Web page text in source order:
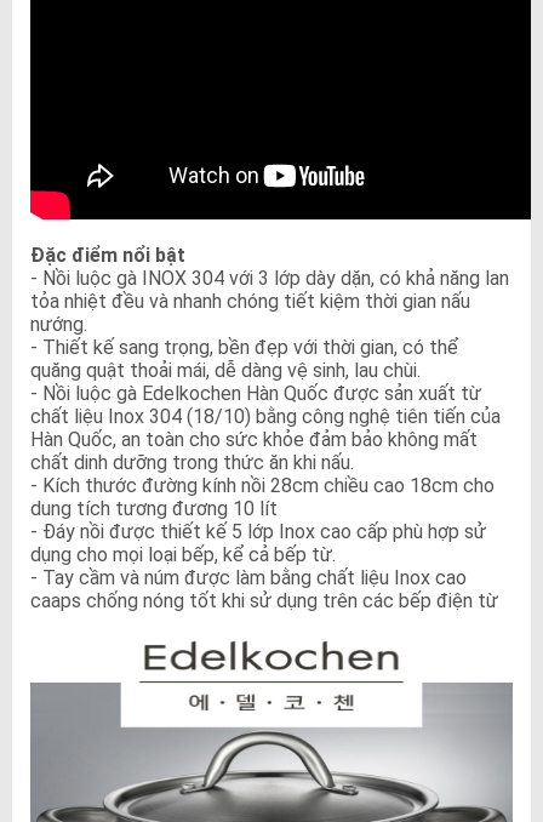
Đặc điểm nổi bật
- Nồi luộc gà INOX 304 với 3 lớp dày dặn, có khả năng lan
tỏa nhiệt đều và nhanh chóng tiết kiệm thời gian nấu
nướng.
- Thiết kế sang trọng, bền đẹp với thời gian, có thể
quăng quật thoải mái, dễ dàng vệ sinh, lau chùi.
- Nồi luộc gà Edelkochen Hàn Quốc được sản xuất từ
chất liệu Inox 304 (18/10) bằng công nghệ tiên tiến của
Hàn Quốc, an toàn cho sức khỏe đảm bảo không mất
chất dinh dưỡng trong thức ăn khi nấu.
- Kích thước đường kính nồi 28cm chiều cao 18cm cho
dung tích tương đương 10 lít
- Đáy nồi được thiết kế 5 lớp Inox cao cấp phù hợp sử
dụng cho mọi loại bếp, kể cả bếp từ.
- Tay cầm và núm được làm bằng chất liệu Inox cao
caaps chống nóng tốt khi sử dụng trên các bếp điện từ